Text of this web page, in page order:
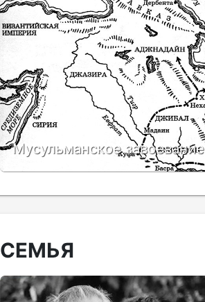
Мусульманское
СЕМЬЯ